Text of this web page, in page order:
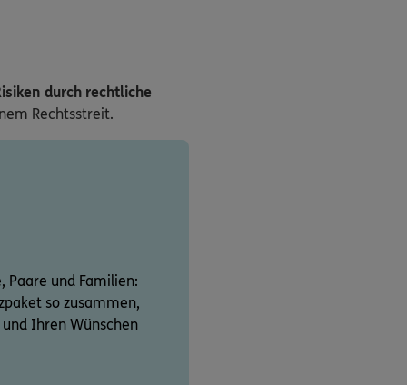
durch rechtliche
Rechtsstreit.
Paare und Familien:
so zusammen,
Ihren Wünschen